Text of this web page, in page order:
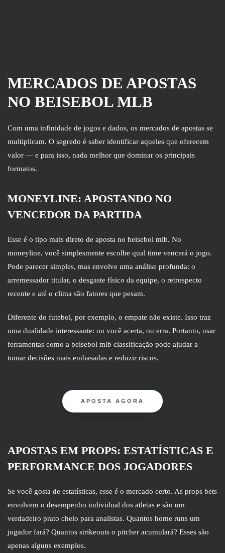
MERCADOS DE APOSTAS
NO BEISEBOL MLB
Com uma infinidade de jogos e dados, os mercados de apostas se
multiplicam. O segredo é saber identificar aqueles que oferecem
valor — e para isso, nada melhor que dominar os principais
formatos.
MONEYLINE: APOSTANDO NO
VENCEDOR DA PARTIDA
Esse é o tipo mais direto de aposta no beisebol mlb. No
moneyline, você simplesmente escolhe qual time vencerá o jogo.
Pode parecer simples, mas envolve uma análise profunda: o
arremessador titular, o desgaste físico da equipe, o retrospecto
recente e até o clima são fatores que pesam.
Diferente do futebol, por exemplo, o empate não existe. Isso traz
uma dualidade interessante: ou você acerta, ou erra. Portanto, usar
ferramentas como a beisebol mlb classificação pode ajudar a
tomar decisões mais embasadas e reduzir riscos.
APOSTA AGORA
APOSTAS EM PROPS: ESTATÍSTICAS E
PERFORMANCE DOS JOGADORES
Se você gosta de estatísticas, esse é o mercado certo. As props bets
envolvem o desempenho individual dos atletas e são um
verdadeiro prato cheio para analistas. Quantos home runs um
jogador fará? Quantos strikeouts o pitcher acumulará? Esses são
apenas alguns exemplos.